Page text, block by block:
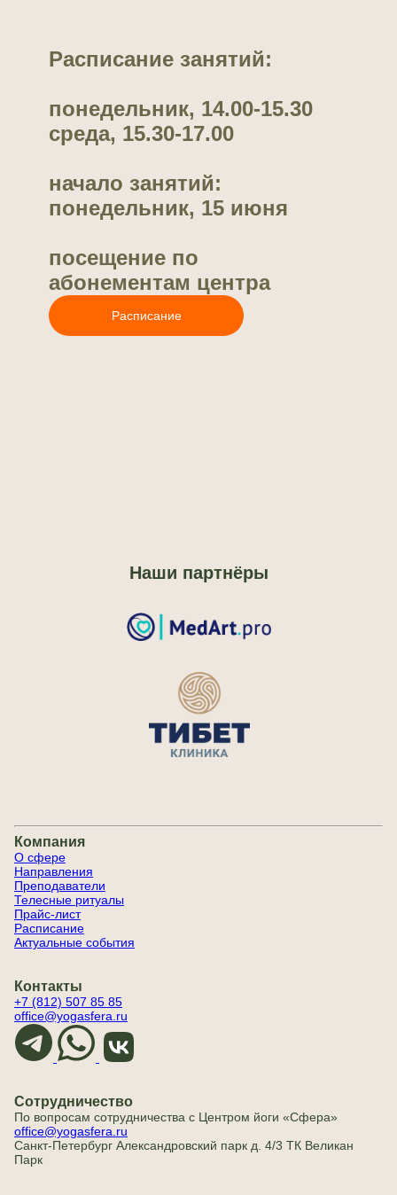
Расписание занятий:
понедельник, 14.00-15.30
среда, 15.30-17.00
начало занятий:
понедельник, 15 июня
посещение по
абонементам центра
Расписание
Наши партнёры
Компания
О сфере
Направления
Преподаватели
Телесные ритуалы
Прайс-лист
Расписание
Актуальные события
Сотрудничество
По вопросам сотрудничества с Центром йоги «Сфера»
office@yogasfera.ru
Санкт-Петербург Александровский парк д. 4/3 ТК Великан
Парк
Контакты
+7 (812) 507 85 85
office@yogasfera.ru